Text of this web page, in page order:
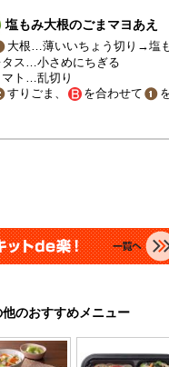
塩もみ大根のごまマヨあえ
大根…薄いいちょう切り→塩
タス…小さめにちぎる
マト…乱切り
すりごま、
を合わせて
他のおすすめメニュー